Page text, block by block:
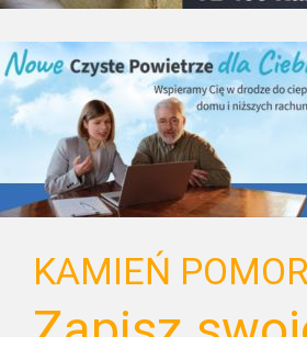
KAMIEŃ